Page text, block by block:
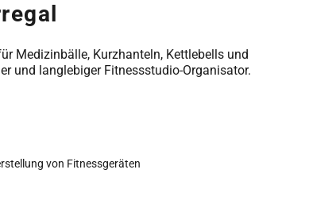
Medizinbälle, Kurzhanteln, Kettlebells und
und langlebiger Fitnessstudio-Organisator.
von Fitnessgeräten